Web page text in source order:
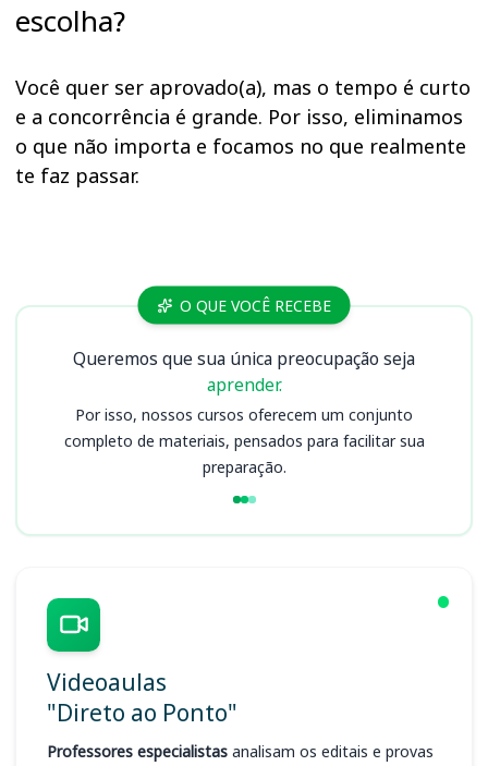
escolha?
Você quer ser aprovado(a), mas o tempo é curto
e a concorrência é grande. Por isso, eliminamos
o que não importa e focamos no que realmente
te faz passar.
Cursos BRDEO QUE VOCÊ RECEBE
Queremos que sua única preocupação seja
aprender.
Por isso, nossos cursos oferecem um conjunto
completo de materiais, pensados para facilitar sua
preparação.
Videoaulas
"Direto ao Ponto"
Professores especialistas analisam os editais e provas